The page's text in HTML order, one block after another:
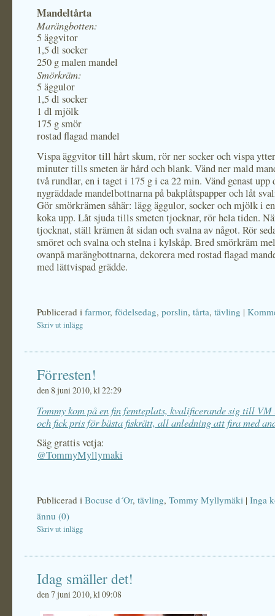
Mandeltårta
Marängbotten:
5 äggvitor
1,5 dl socker
250 g malen mandel
Smörkräm:
5 äggulor
1,5 dl socker
1 dl mjölk
175 g smör
rostad flagad mandel
Vispa äggvitor till hårt skum, rör ner socker och vispa
minuter tills smeten är hård och blank. Vänd ner mald
två rundlar, en i taget i 175 g i ca 22 min. Vänd genast upp
nygräddade mandelbottnarna på bakplåtspapper och låt
Gör smörkrämen såhär: lägg äggulor, socker och mjölk i
koka upp. Låt sjuda tills smeten tjocknar, rör hela tiden.
tjocknat, ställ krämen åt sidan och svalna av något. Rör
smöret och svalna och stelna i kylskåp. Bred smörkräm
ovanpå marängbottnarna, dekorera med rostad flagad
med lättvispad grädde.
Publicerad i farmor, födelsedag, porslin, tårta, tävling |
Skriv ut inlägg
Förresten!
den 8 juni 2010, kl 22:29
Tommy kom på en fin femteplats, kvalificerande sig till
och fick pris för bästa fiskrätt, all anledning att fira med
Säg grattis vetja:
@TommyMyllymaki
Publicerad i Bocuse d´Or, tävling, Tommy Myllymäki | Inga
ännu (0)
Skriv ut inlägg
Idag smäller det!
den 7 juni 2010, kl 09:08